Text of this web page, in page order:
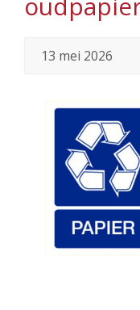
13 mei 2026